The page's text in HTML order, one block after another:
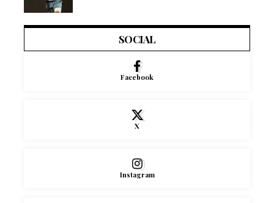
SOCIAL
Facebook
X
Instagram